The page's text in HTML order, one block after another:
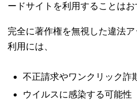
ードサイトを利用することはお
完全に著作権を無視した違法
利用には、
不正請求やワンクリック詐
ウイルスに感染する可能性